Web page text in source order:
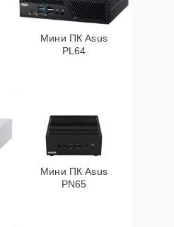
Мини ПК Asus
PL64
Мини ПК Asus
PN65